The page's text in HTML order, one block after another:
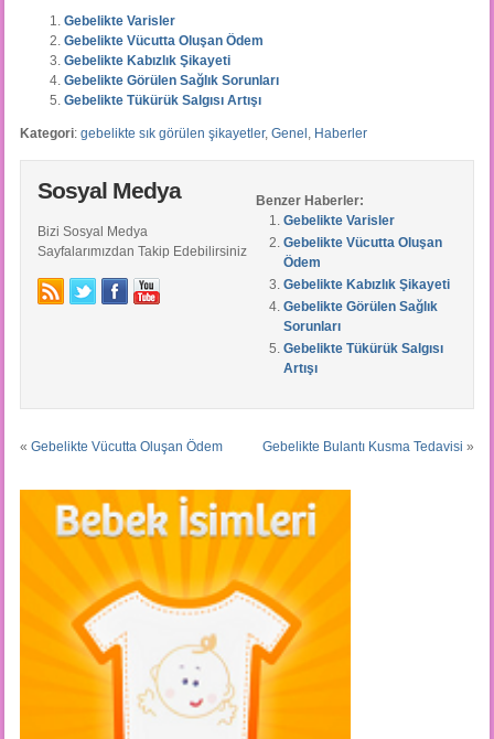
Gebelikte Varisler
Gebelikte Vücutta Oluşan Ödem
Gebelikte Kabızlık Şikayeti
Gebelikte Görülen Sağlık Sorunları
Gebelikte Tükürük Salgısı Artışı
Kategori: gebelikte sık görülen şikayetler, Genel , Haberler
Benzer Haberler:
Gebelikte Varisler
Gebelikte Vücutta Oluşan
Ödem
Gebelikte Kabızlık Şikayeti
Gebelikte Görülen Sağlık
Sorunları
Gebelikte Tükürük Salgısı
Artışı
Sosyal Medya
Bizi Sosyal Medya
Sayfalarımızdan Takip Edebilirsiniz
« Gebelikte Vücutta Oluşan Ödem Gebelikte Bulantı Kusma Tedavisi »